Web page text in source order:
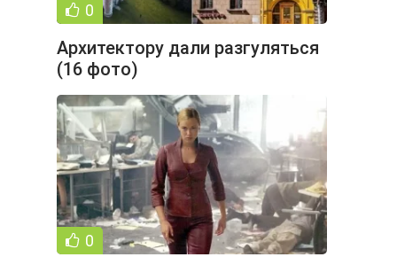
0
Архитектору дали разгуляться
(16 фото)
0